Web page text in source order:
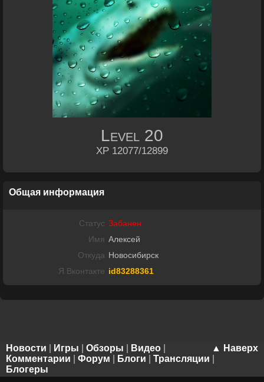
Level 20
XP 12077/12899
Общая информация
Статус Забанен
Имя Алексей
Откуда Новосибирск
Я Вконтакте id83288361
▲ Наверх
Новости Игры Обзоры Видео
Комментарии
Форум Блоги Трансляции
Блогеры